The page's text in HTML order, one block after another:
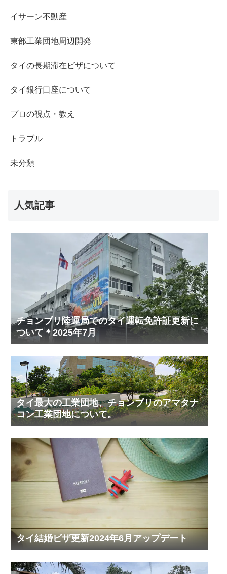
イサーン不動産
東部工業団地周辺開発
タイの長期滞在ビザについて
タイ銀行口座について
プロの視点・教え
トラブル
未分類
人気記事
チョンブリ陸運局でのタイ運転免許証更新に
ついて＊2025年7月
タイ最大の工業団地、チョンブリのアマタナ
コン工業団地について。
タイ結婚ビザ更新2024年6月アップデート